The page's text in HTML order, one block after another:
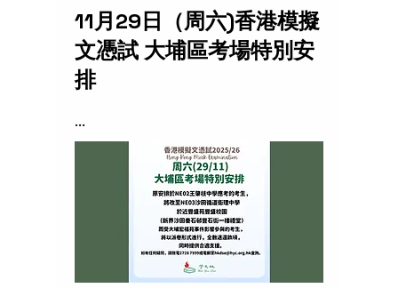
11月29日（周六)香港模擬
文憑試 大埔區考場特別安
排
...